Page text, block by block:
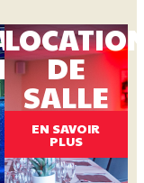
DE
SALLE
EN SAVOIR
PLUS